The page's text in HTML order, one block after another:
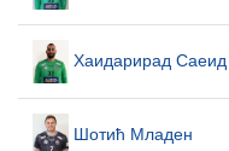
Хаидарирад Саеид
Шотић Младен